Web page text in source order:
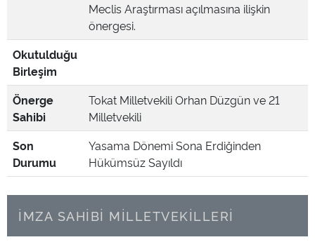
Meclis Araştırması açılmasına ilişkin
önergesi.
Okutulduğu
Birleşim
Önerge
Sahibi
Tokat Milletvekili Orhan Düzgün ve 21
Milletvekili
Son
Durumu
Yasama Dönemi Sona Erdiğinden
Hükümsüz Sayıldı
İMZA SAHİBİ MİLLETVEKİLLERİ